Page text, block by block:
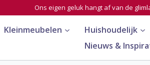
Ons eigen geluk hangt af van de
Kleinmeubelen Huishoudelijk
Nieuws &